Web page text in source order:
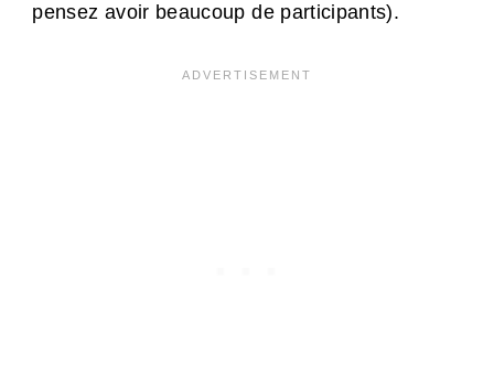
pensez avoir beaucoup de participants).